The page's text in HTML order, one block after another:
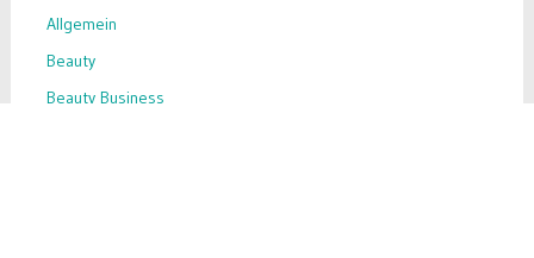
Allgemein
Beauty
Beauty Business